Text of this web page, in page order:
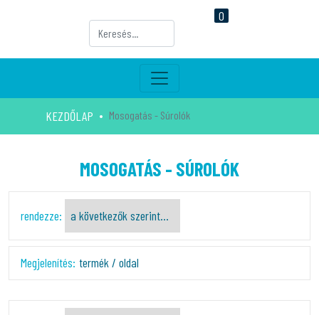
0
KEZDŐLAP Mosogatás - Súrolók
MOSOGATÁS - SÚROLÓK
rendezze:
Megjelenítés: termék / oldal